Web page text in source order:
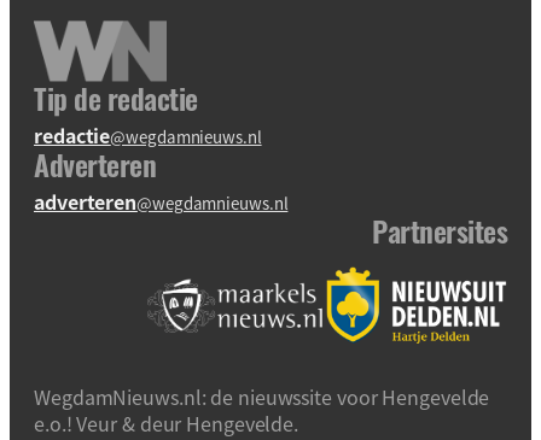
Tip de redactie
redactie@wegdamnieuws.nl
Adverteren
adverteren@wegdamnieuws.nl
Partnersites
WegdamNieuws.nl: de nieuwssite voor Hengevelde
e.o.! Veur & deur Hengevelde.